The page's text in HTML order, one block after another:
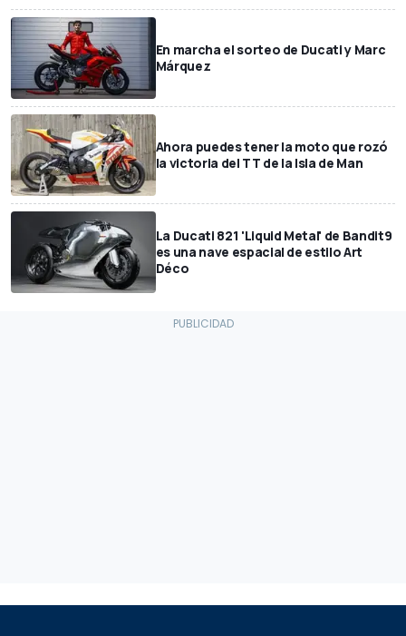
En marcha el sorteo de Ducati y Marc
Márquez
Ahora puedes tener la moto que rozó
la victoria del TT de la Isla de Man
La Ducati 821 'Liquid Metal' de Bandit9
es una nave espacial de estilo Art
Déco